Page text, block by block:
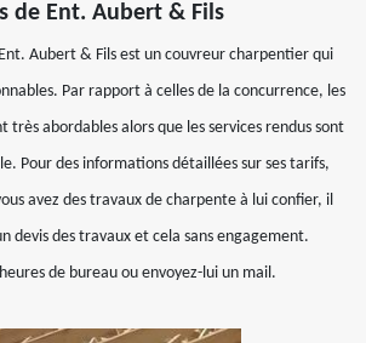
de Ent. Aubert & Fils
Aubert & Fils est un couvreur charpentier qui
Par rapport à celles de la concurrence, les
très abordables alors que les services rendus sont
Pour des informations détaillées sur ses tarifs,
avez des travaux de charpente à lui confier, il
devis des travaux et cela sans engagement.
de bureau ou envoyez-lui un mail.